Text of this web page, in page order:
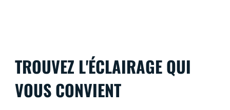
TROUVEZ L'ÉCLAIRAGE QUI
VOUS CONVIENT